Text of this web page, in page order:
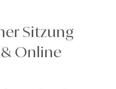
Sitzung​
Online